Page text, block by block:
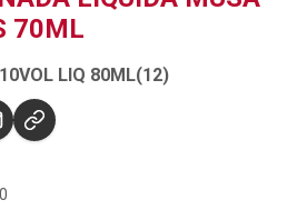
70ML
LIQ 80ML(12)